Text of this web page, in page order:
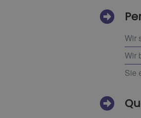
Wir
Wir
Sie